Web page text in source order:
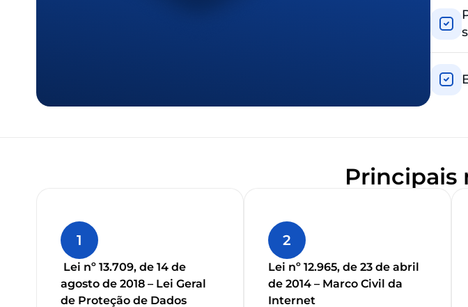
Principais
1
Lei nº 13.709, de 14 de
agosto de 2018 – Lei Geral
de Proteção de Dados
2
Lei nº 12.965, de 23 de abril
de 2014 – Marco Civil da
Internet